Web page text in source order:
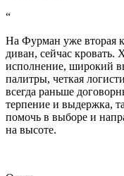
“
На Фурман уже вторая
диван, сейчас кровать.
исполнение, широкий
палитры, четкая
всегда раньше
терпение и выдержка,
помочь в выборе и
на высоте.